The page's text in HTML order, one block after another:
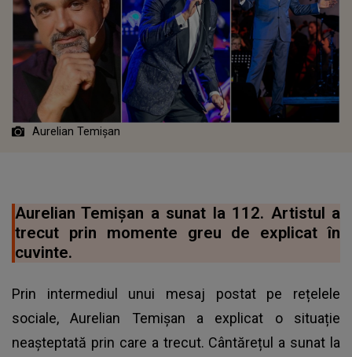
Aurelian Temișan
Aurelian Temișan a sunat la 112. Artistul a
trecut prin momente greu de explicat în
cuvinte.
Prin intermediul unui mesaj postat pe rețelele
sociale, Aurelian Temișan a explicat o situație
neașteptată prin care a trecut. Cântărețul a sunat la